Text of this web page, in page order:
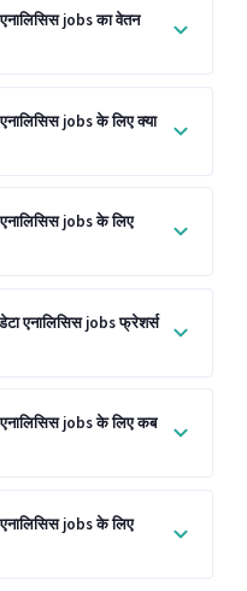
jobs का वेतन
jobs के लिए क्या
jobs के लिए
एनालिसिस jobs फ्रेशर्स
jobs के लिए कब
jobs के लिए